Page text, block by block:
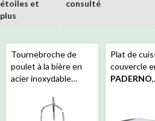
étoiles et
plus
consulté
Tournebroche de
poulet à la bière en
acier inoxydable
Plat de
couvercle
PADERNO,